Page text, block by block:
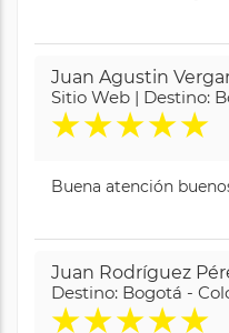
Juan Agustin
Sitio Web | Destino:
★★★★★
Buena atención
Juan Rodríguez
Destino: Bogotá -
★★★★★